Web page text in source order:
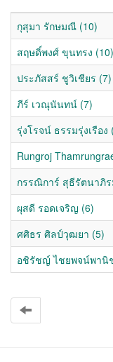
กุสุมา รักษมณี (10)
สฤษดิ์พงศ์ ขุนทรง (10)
ประภัสสร์ ชูวิเชียร (7)
ภีร์ เวณุนันทน์ (7)
รุ่งโรจน์ ธรรมรุ่งเรือง
Rungroj
กรรณิการ์ สุธีรัตนาภิร
ผุสดี รอดเจริญ (6)
ศศิธร ศิลป์วุฒยา (5)
อชิรัชญ์ ไชยพจน์พานิ